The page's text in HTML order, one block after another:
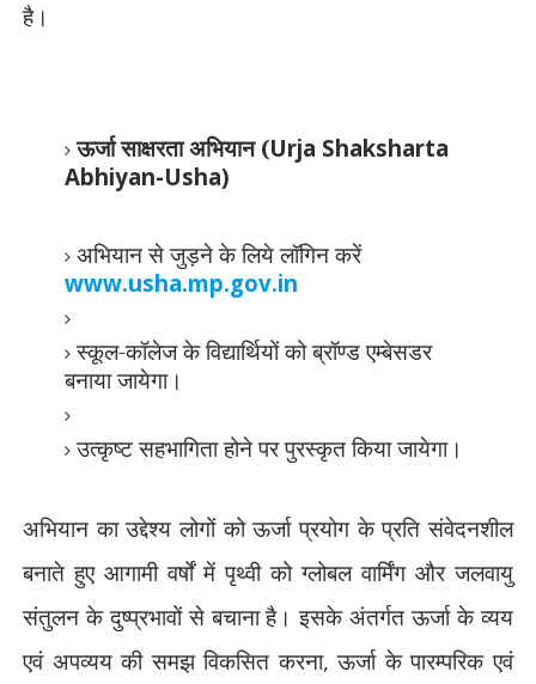
है।
ऊर्जा साक्षरता अभियान (Urja Shaksharta
Abhiyan-Usha)
अभियान से जुड़ने के लिये लॉगिन करें
www.usha.mp.gov.in
स्कूल-कॉलेज के विद्यार्थियों को ब्रॉण्ड एम्बेसडर
बनाया जायेगा।
उत्कृष्ट सहभागिता होने पर पुरस्कृत किया जायेगा।
अभियान का उद्देश्य लोगों को ऊर्जा प्रयोग के प्रति संवेदनशील
बनाते हुए आगामी वर्षों में पृथ्वी को ग्लोबल वार्मिंग और जलवायु
संतुलन के दुष्प्रभावों से बचाना है। इसके अंतर्गत ऊर्जा के व्यय
एवं अपव्यय की समझ विकसित करना,ऊर्जा के पारम्परिक एवं